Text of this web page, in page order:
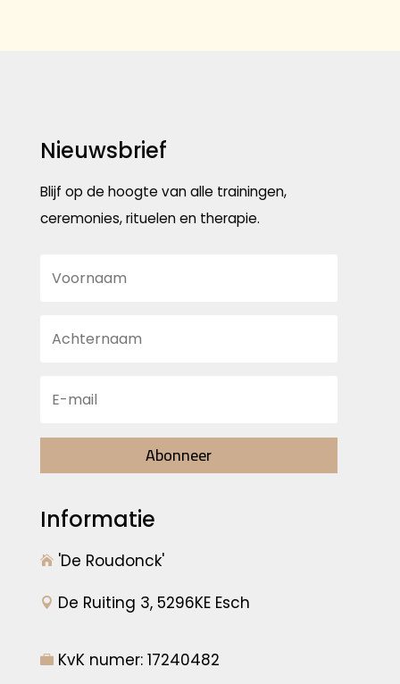
Nieuwsbrief
Blijf op de hoogte van alle trainingen,
ceremonies, rituelen en therapie.
Abonneer
Informatie
'De Roudonck'
 De Ruiting 3, 5296KE Esch
KvK numer: 17240482